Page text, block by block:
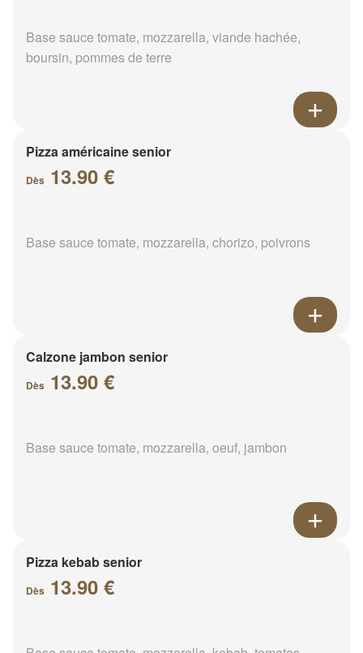
Base sauce tomate, mozzarella, viande hachée,
boursin, pommes de terre
Pizza américaine senior
Dès 13.90 €
Base sauce tomate, mozzarella, chorizo, poivrons
Calzone jambon senior
Dès 13.90 €
Base sauce tomate, mozzarella, oeuf, jambon
Pizza kebab senior
Dès 13.90 €